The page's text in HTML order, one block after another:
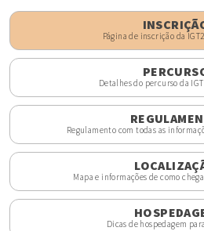
Página de inscrição da
Detalhes do percurso da
Regulamento com todas as
Mapa e informações de como
Dicas de hospedagem